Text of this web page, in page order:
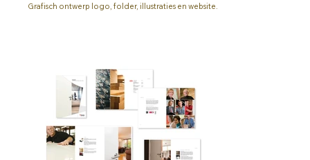
Grafisch ontwerp logo, folder, illustraties en website.